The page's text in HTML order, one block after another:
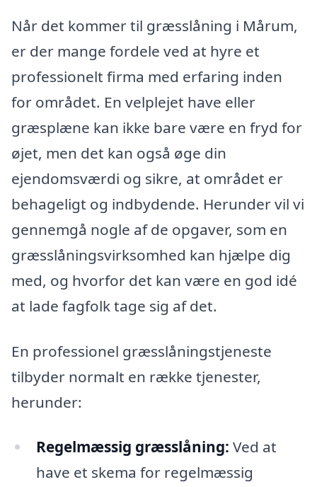
Når det kommer til græsslåning i Mårum,
er der mange fordele ved at hyre et
professionelt firma med erfaring inden
for området. En velplejet have eller
græsplæne kan ikke bare være en fryd for
øjet, men det kan også øge din
ejendomsværdi og sikre, at området er
behageligt og indbydende. Herunder vil vi
gennemgå nogle af de opgaver, som en
græsslåningsvirksomhed kan hjælpe dig
med, og hvorfor det kan være en god idé
at lade fagfolk tage sig af det.
En professionel græsslåningstjeneste
tilbyder normalt en række tjenester,
herunder:
Regelmæssig græsslåning: Ved at
have et skema for regelmæssig